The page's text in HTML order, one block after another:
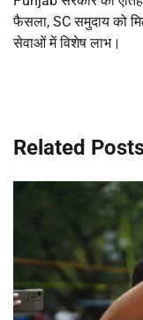
फैसला, SC समुदाय को
सेवाओं में विशेष लाभ।
Related